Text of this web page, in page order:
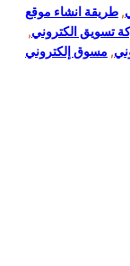
, طريقة انشاء موقع
تسويق الكتروني,
, مسوق إلكتروني